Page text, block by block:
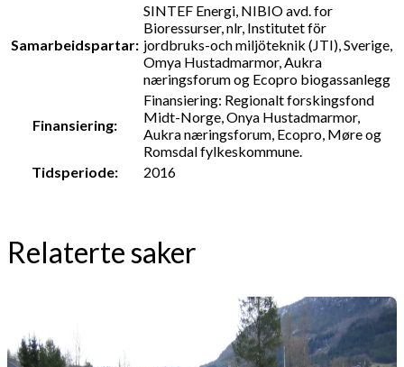
Samarbeidspartar:
SINTEF Energi, NIBIO avd. for
Bioressurser, nlr, Institutet för
jordbruks-och miljöteknik (JTI), Sverige,
Omya Hustadmarmor, Aukra
næringsforum og Ecopro biogassanlegg
Finansiering:
Finansiering: Regionalt forskingsfond
Midt-Norge, Onya Hustadmarmor,
Aukra næringsforum, Ecopro, Møre og
Romsdal fylkeskommune.
Tidsperiode:
2016
Relaterte saker